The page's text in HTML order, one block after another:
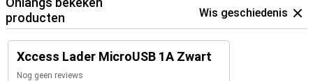
producten
Wis geschiedenis
Xccess Lader MicroUSB 1A Zwart
Nog geen reviews